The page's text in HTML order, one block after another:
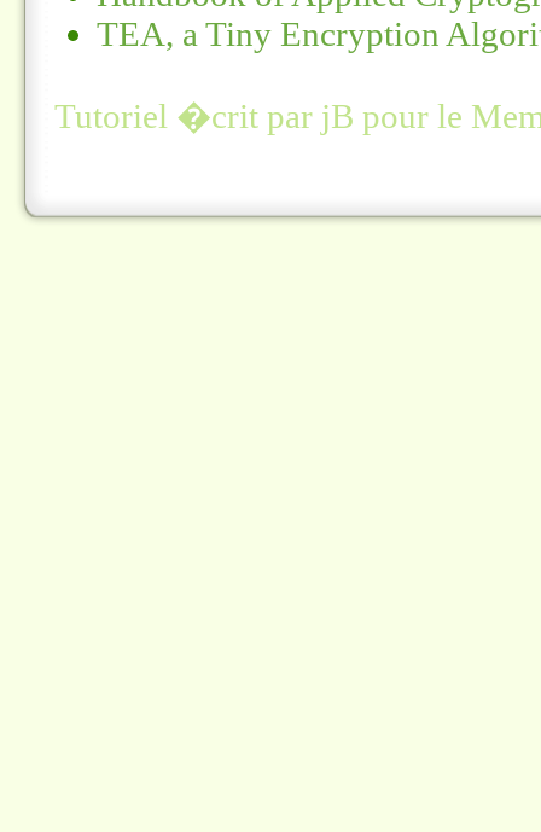
TEA, a Tiny Encryption
Tutoriel �crit par jB pour le